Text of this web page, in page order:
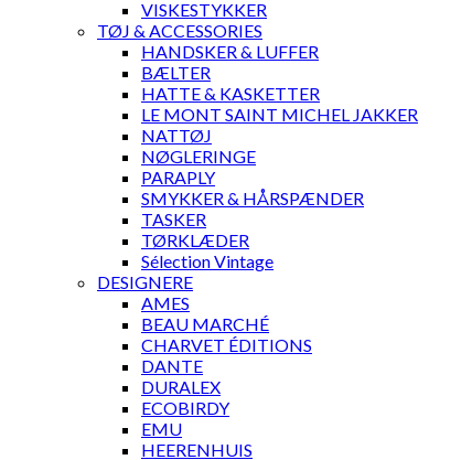
VISKESTYKKER
TØJ & ACCESSORIES
HANDSKER & LUFFER
BÆLTER
HATTE & KASKETTER
LE MONT SAINT MICHEL JAKKER
NATTØJ
NØGLERINGE
PARAPLY
SMYKKER & HÅRSPÆNDER
TASKER
TØRKLÆDER
Sélection Vintage
DESIGNERE
AMES
BEAU MARCHÉ
CHARVET ÉDITIONS
DANTE
DURALEX
ECOBIRDY
EMU
HEERENHUIS